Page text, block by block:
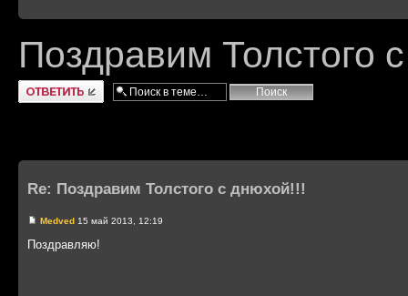
Поздравим Толстого
Ответить
Re: Поздравим Толстого с днюхой!!!
Medved 15 май 2013, 12:19
Поздравляю!